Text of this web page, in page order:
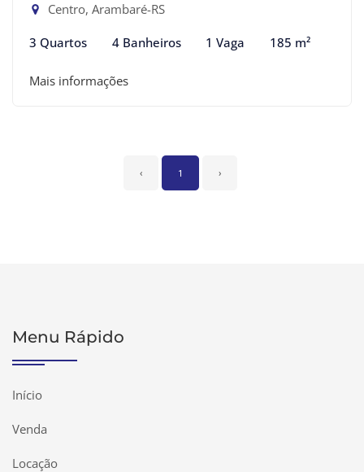
Centro, Arambaré-RS
3 Quartos 4 Banheiros 1 Vaga 185 m²
Mais informações
‹ 1 ›
Menu Rápido
Início
Venda
Locação